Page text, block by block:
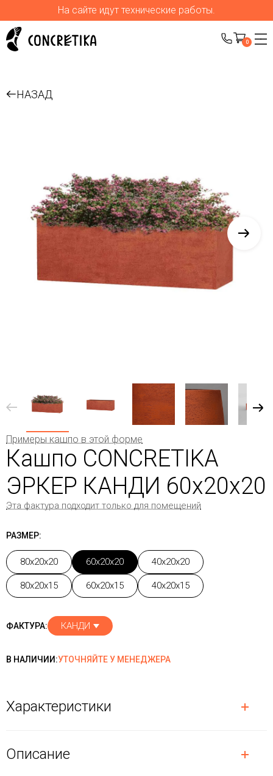
На сайте идут технические работы.
0
НАЗАД
Примеры кашпо в этой форме
Кашпо CONCRETIKA
ЭРКЕР КАНДИ 60x20x20
Эта фактура подходит только для помещений
РАЗМЕР:
80x20x20 60x20x20 40x20x20
80x20x15 60x20x15 40x20x15
ФАКТУРА: КАНДИ
В НАЛИЧИИ:УТОЧНЯЙТЕ У МЕНЕДЖЕРА
Характеристики
Описание